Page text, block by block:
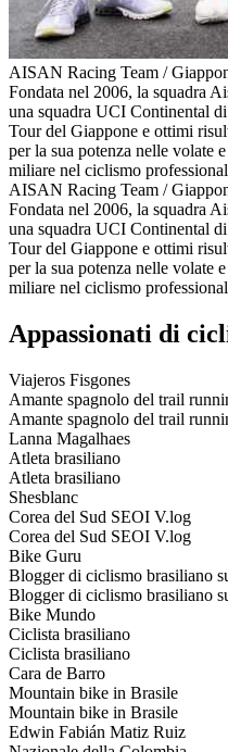
AISAN Racing Team /
Fondata nel 2006, la squadra
una squadra UCI Continental
Tour del Giappone e ottimi
per la sua potenza nelle volate
miliare nel ciclismo
AISAN Racing Team /
Fondata nel 2006, la squadra
una squadra UCI Continental
Tour del Giappone e ottimi
per la sua potenza nelle volate
miliare nel ciclismo
Appassionati di
Viajeros Fisgones
Amante spagnolo del trail
Amante spagnolo del trail
Lanna Magalhaes
Atleta brasiliano
Atleta brasiliano
Shesblanc
Corea del Sud SEOI V.log
Corea del Sud SEOI V.log
Bike Guru
Blogger di ciclismo brasiliano
Blogger di ciclismo brasiliano
Bike Mundo
Ciclista brasiliano
Ciclista brasiliano
Cara de Barro
Mountain bike in Brasile
Mountain bike in Brasile
Edwin Fabián Matiz Ruiz